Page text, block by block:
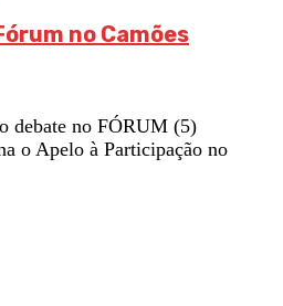
no Camões
debate no FÓRUM (5)
o Apelo à Participação no